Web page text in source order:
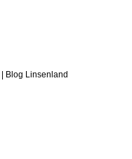
Blog Linsenland